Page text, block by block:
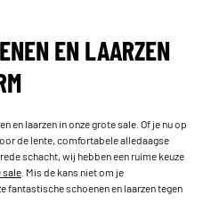
EN LAARZEN
en laarzen in onze grote sale. Of je nu op
de lente, comfortabele alledaagse
schacht, wij hebben een ruime keuze
sale . Mis de kans niet om je
fantastische schoenen en laarzen tegen